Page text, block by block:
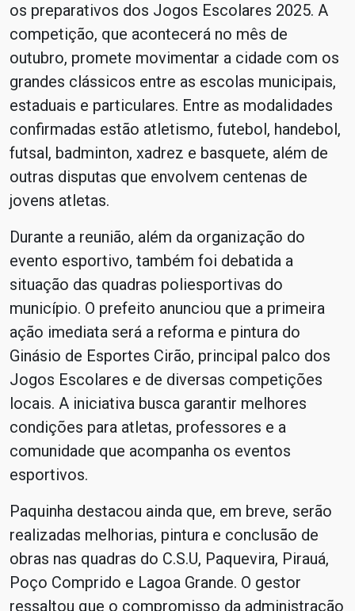
os preparativos dos Jogos Escolares 2025. A
competição, que acontecerá no mês de
outubro, promete movimentar a cidade com os
grandes clássicos entre as escolas municipais,
estaduais e particulares. Entre as modalidades
confirmadas estão atletismo, futebol, handebol,
futsal, badminton, xadrez e basquete, além de
outras disputas que envolvem centenas de
jovens atletas.
Durante a reunião, além da organização do
evento esportivo, também foi debatida a
situação das quadras poliesportivas do
município. O prefeito anunciou que a primeira
ação imediata será a reforma e pintura do
Ginásio de Esportes Cirão, principal palco dos
Jogos Escolares e de diversas competições
locais. A iniciativa busca garantir melhores
condições para atletas, professores e a
comunidade que acompanha os eventos
esportivos.
Paquinha destacou ainda que, em breve, serão
realizadas melhorias, pintura e conclusão de
obras nas quadras do C.S.U, Paquevira, Pirauá,
Poço Comprido e Lagoa Grande. O gestor
ressaltou que o compromisso da administração